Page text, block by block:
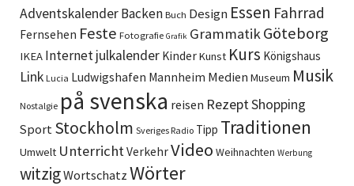
AdventskalenderBacken Buch Design Essen Fahrrad
Fernsehen Feste Fotografie Grafik GrammatikGöteborg
IKEA Internetjulkalender KinderKunst Kurs Königshaus
Link Lucia Ludwigshafen Mannheim Medien Museum Musik
Nostalgie på svenska reisen RezeptShopping
Sport Stockholm Sveriges Radio Tipp Traditionen
Umwelt UnterrichtVerkehrVideo Weihnachten Werbung
witzigWortschatz Wörter